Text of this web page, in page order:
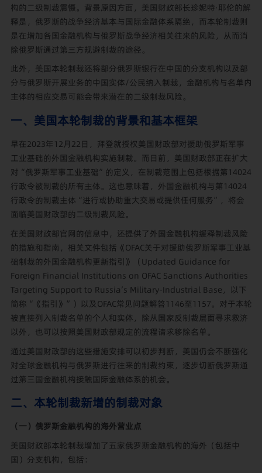
构的二级制裁震慑。背景原因方面，美国财政部长珍妮特·耶伦的解
释是，俄罗斯的战争经济基本与国际金融体系隔绝，而本轮制裁则
是在增加各国金融机构与俄罗斯战争经济相关往来的风险，从而消
除俄罗斯通过第三方规避制裁的途径。
此外，美国本轮制裁还将部分俄罗斯银行在中国的分支机构以及部
分与俄罗斯开展业务的中国实体/公民纳入制裁，金融机构与名单内
主体的相应交易可能会带来潜在的二级制裁风险。
一、美国本轮制裁的背景和基本框架
早在2023年12月22日，拜登就授权美国财政部对援助俄罗斯军事
工业基础的外国金融机构实施制裁。而日前，美国财政部正在扩大
对“俄罗斯军事工业基础”的定义，在制裁范围上包括根据第14024
行政令被制裁的所有主体。这也意味着，外国金融机构与第14024
行政令的制裁主体“进行或协助重大交易或提供任何服务”，将会
面临美国财政部的二级制裁风险。
在美国财政部官网的信息中，还提供了外国金融机构缓释制裁风险
的措施和指南，相关文件包括 《OFAC关于对援助俄罗斯军事工业基
础制裁的外国金融机构更新指引》（Updated Guidance for
Foreign Financial Institutions on OFAC Sanctions Authorities
Targeting Support to Russia’s Military-Industrial Base ，以下
简称“《指引》”）以及OFAC常见问题解答1146至1157。对于本轮
被直接列入制裁名单的个人和实体，除从国家反制裁层面寻求救济
以外，也可以按照美国财政部规定的流程请求移除名单。
通过美国财政部的这些措施安排可以初步判断，美国仍会不断强化
对全球金融机构与俄罗斯进行往来的制裁约束，逐步切断俄罗斯通
过第三国金融机构接触国际金融体系的机会。
二、本轮制裁新增的制裁对象
（一）俄罗斯金融机构的海外营业点
美国财政部本轮制裁增加了五家俄罗斯金融机构的海外（包括中
国）分支机构，包括：